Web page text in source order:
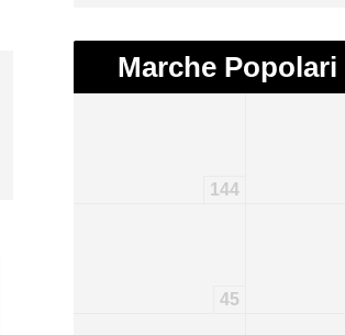
Marche Popolari
144
45